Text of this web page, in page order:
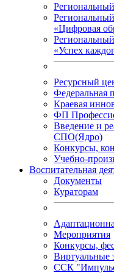
«Цифровая
«Успех
Ресурсный
Федеральная
Краевая
ФП
Введение и
СПО(Ядро)
Конкурсы,
Учебно-
Воспитательная
Документы
Кураторам
Мероприятия
Конкурсы,
Виртуальные
ССК